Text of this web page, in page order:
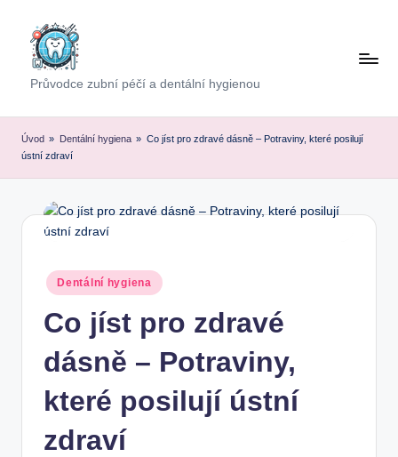
contentPrůvodce zubní péčí a dentální hygienou
Úvod » Dentální hygiena » Co jíst pro zdravé dásně – Potraviny, které posilují
ústní zdraví
Posted
in
Dentální hygiena
Co jíst pro zdravé
dásně – Potraviny,
které posilují ústní
zdraví